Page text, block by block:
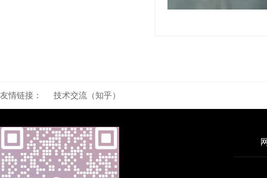
友情链接： 技术交流（知乎）